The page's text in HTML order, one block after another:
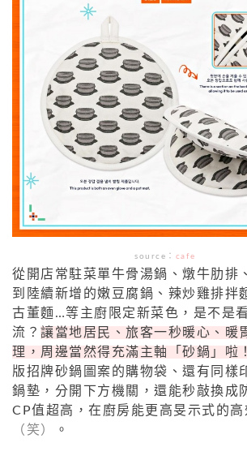
source ： cafe
從開店常駐菜單牛骨湯鍋、燉牛肋排
到陸續新增的嫩豆腐鍋、辣炒雞排拌
古董麵…等主廚限定新菜色，是不是
流？ 讓當地居民、旅客一秒暖心、暖
理，周邊當然得充滿主軸「砂鍋」啦！
版招牌砂鍋圖案的購物袋、還有同樣
鍋墊，分開下方機關，還能秒敲換成
CP值超高，在廚房能更高旻示式的高
（笑）
。